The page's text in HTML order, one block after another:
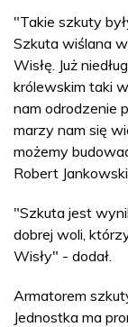
"Takie szkuty
Szkuta wiślana
Wisłę. Już
królewskim taki
nam odrodzenie
marzy nam się
możemy
Robert
"Szkuta jest
dobrej woli,
Wisły" - dodał.
Armatorem
Jednostka ma